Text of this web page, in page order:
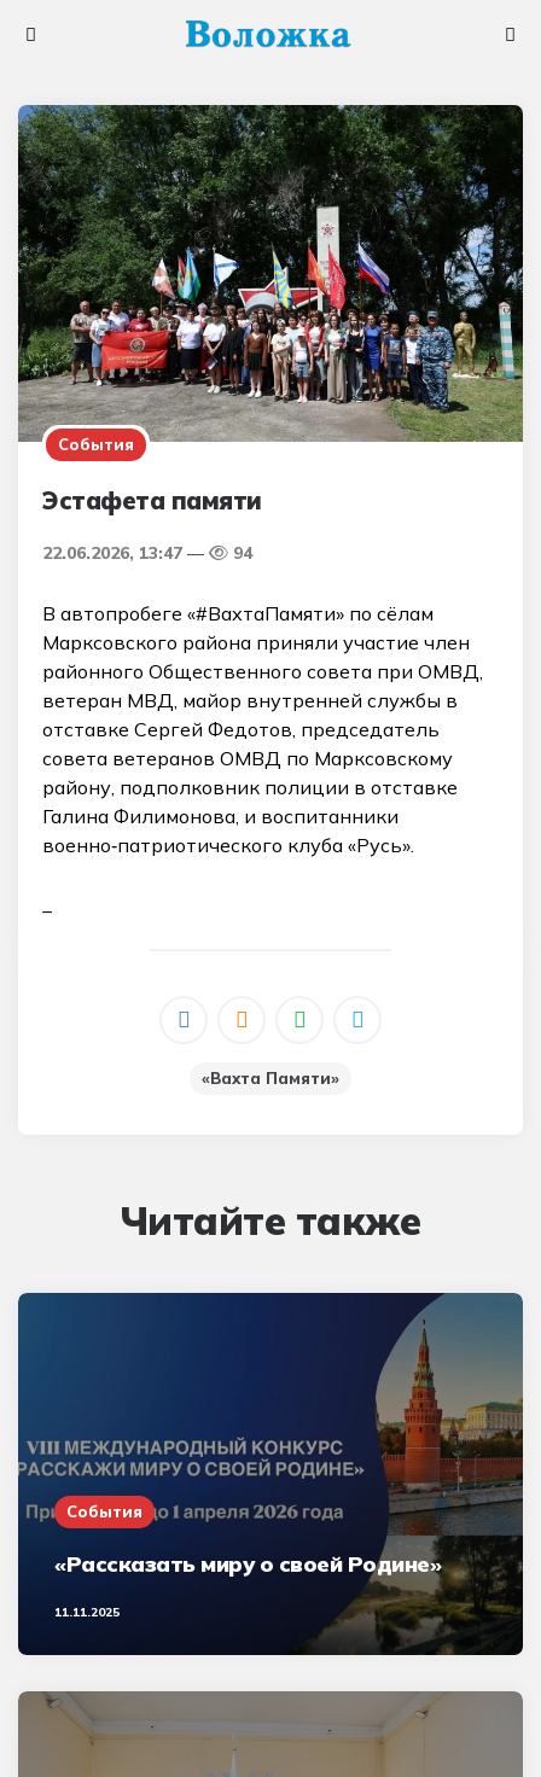
События
Эстафета памяти
22.06.2026, 13:47 94
В автопробеге «#ВахтаПамяти» по сёлам
Марксовского района приняли участие член
районного Общественного совета при ОМВД,
ветеран МВД, майор внутренней службы в
отставке Сергей Федотов, председатель
совета ветеранов ОМВД по Марксовскому
району, подполковник полиции в отставке
Галина Филимонова, и воспитанники
военно‑патриотического клуба «Русь».
«Вахта Памяти»
Читайте также
События
«Рассказать миру о своей Родине»
11.11.2025